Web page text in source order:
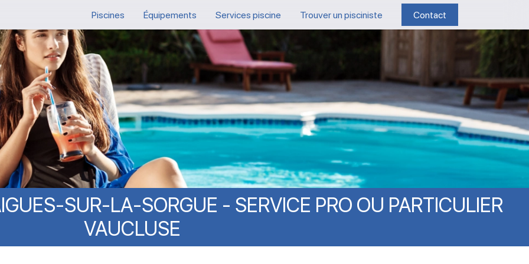
Piscines Équipements Services piscine Trouver un pisciniste Contact
SUR-LA-SORGUE - SERVICE PRO OU PARTICULIER
VAUCLUSE